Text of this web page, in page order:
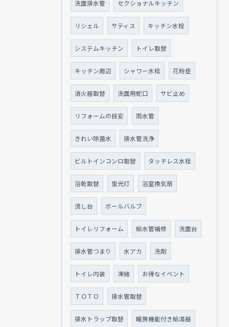
洗面排水管 セクショナルキッチン
リシェル サティス キッチン水栓
システムキッチン トイレ取替
キッチン周辺 シャワー水栓 花粉症
消火器取替 洗面用蛇口 サビ止め
リフォームの目安 雨水管
きれい除菌水 排水管洗浄
ビルトインコンロ取替 タッチレス水栓
浴乾取替 蛍光灯 浴室換気扇
流し台 ボールバルブ
トイレリフォーム 給水管補修 洗面台
排水管つまり 水アカ 洗剤
トイレ内装 凍結 お得なイベント
ＴＯＴＯ 排水管取替
排水トラップ取替 暖房機能付き給湯器